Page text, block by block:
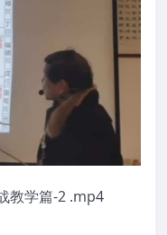
教学篇-2 .mp4